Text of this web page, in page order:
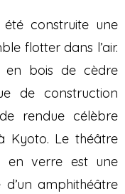
construite une
flotter dans l’air.
en bois de cèdre
de construction
rendue célèbre
Kyoto. Le théâtre
verre est une
amphithéâtre